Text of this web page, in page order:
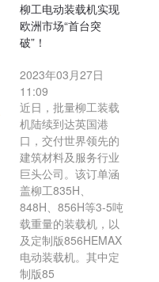
柳工电动装载机实现
欧洲市场“首台突
破”！
2023年03月27日
11:09
近日，批量柳工装载
机陆续到达英国港
口，交付世界领先的
建筑材料及服务行业
巨头公司。该订单涵
盖柳工835H、
848H、856H等3-5吨
载重量的装载机，以
及定制版856HEMAX
电动装载机。其中定
制版85